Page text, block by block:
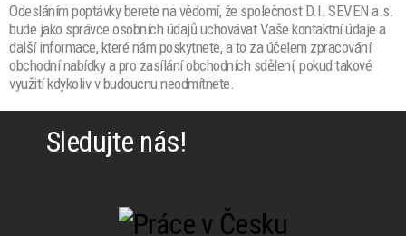
Odesláním poptávky berete na vědomí, že společnost D.I. SEVEN a.s.
bude jako správce osobních údajů uchovávat Vaše kontaktní údaje a
další informace, které nám poskytnete, a to za účelem zpracování
obchodní nabídky a pro zasílání obchodních sdělení, pokud takové
využití kdykoliv v budoucnu neodmítnete.
Sledujte nás!